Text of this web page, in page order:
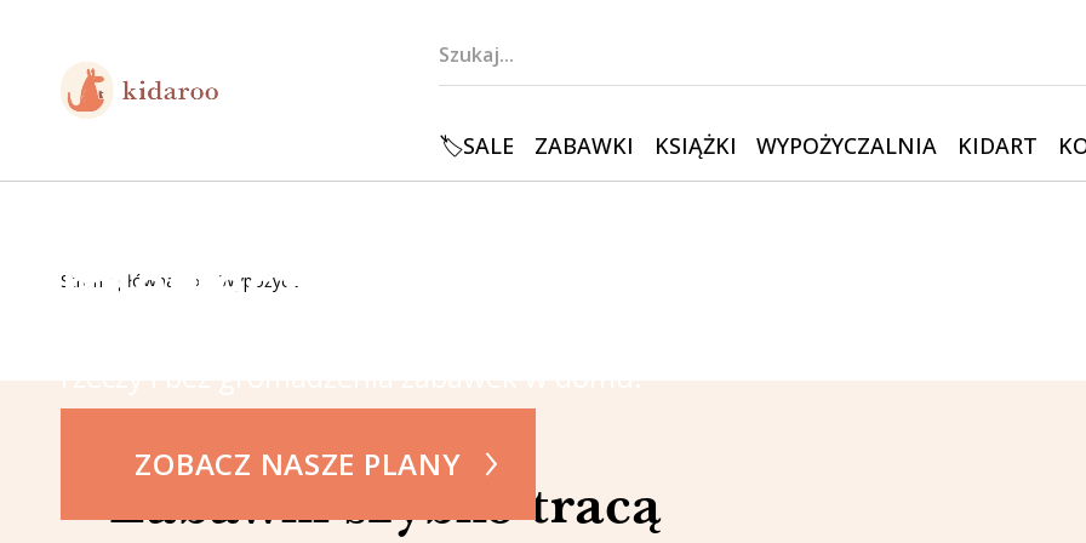
🏷️SALE ZABAWKI KSIĄŻKI WYPOŻYCZALNIA KIDART
miesięcznym rytmie
ZOBACZ NASZE PLANY
Strona główna Wypożycz
Zabawki szybko tracą